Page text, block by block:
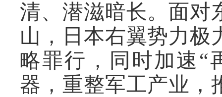
清、潜滋暗长。面对
山，日本右翼势力极
略罪行，同时加速“
器，重整军工产业，